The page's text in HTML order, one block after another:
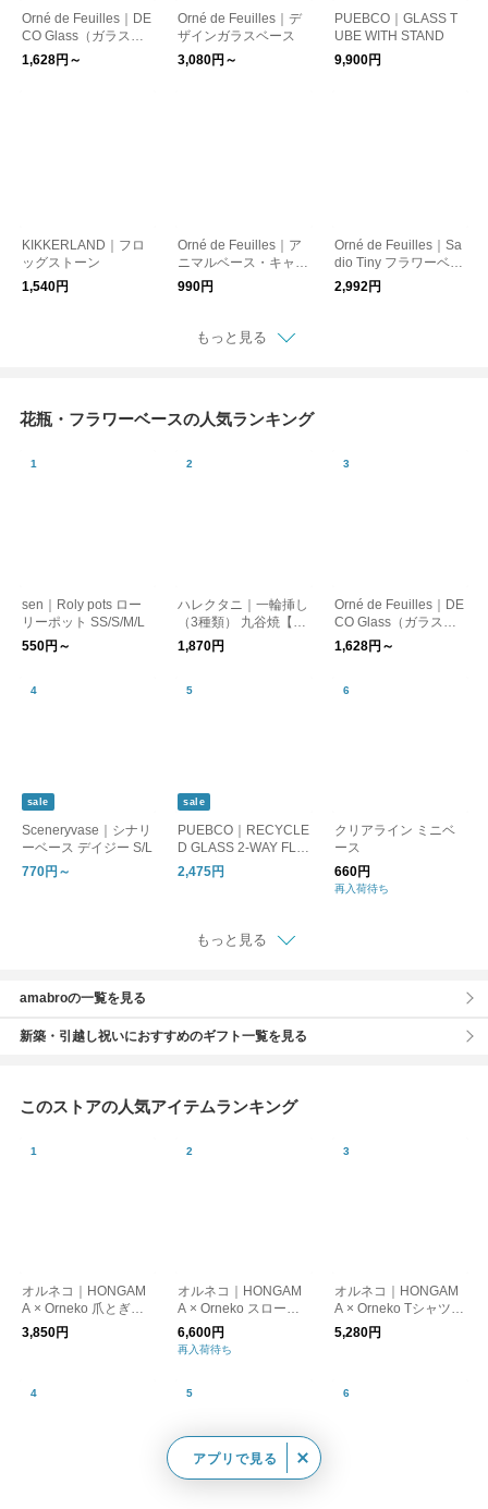
Orné de Feuilles｜DE
CO Glass（ガラスベ
ース）
1,628円～
Orné de Feuilles｜デ
ザインガラスベース
3,080円～
PUEBCO｜GLASS T
UBE WITH STAND
9,900円
KIKKERLAND｜フロ
ッグストーン
1,540円
Orné de Feuilles｜ア
ニマルベース・キャッ
ト
990円
Orné de Feuilles｜Sa
dio Tiny フラワーベー
スカバー
2,992円
もっと見る
花瓶・フラワーベースの人気ランキング
sen｜Roly pots ロー
リーポット SS/S/M/L
550円～
ハレクタニ｜一輪挿し
（3種類） 九谷焼【花
入れ 花瓶 フラワーポ
ット】【インテリア】
1,870円
Orné de Feuilles｜DE
CO Glass（ガラスベ
ース）
1,628円～
sale
Sceneryvase｜シナリ
ーベース デイジー S/L
770円～
sale
PUEBCO｜RECYCLE
D GLASS 2-WAY FLO
WER VASE/フラワー
ベース 花器
2,475円
クリアライン ミニベ
ース
660円
再入荷待ち
もっと見る
amabroの一覧を見る
新築・引越し祝いにおすすめのギフト一覧を見る
このストアの人気アイテムランキング
オルネコ｜HONGAM
A × Orneko 爪とぎネ
コハウス
3,850円
オルネコ｜HONGAM
A × Orneko スローケ
ット
6,600円
再入荷待ち
オルネコ｜HONGAM
A × Orneko Tシャツ／
CATS ARE THE BEST
5,280円
アプリで見る